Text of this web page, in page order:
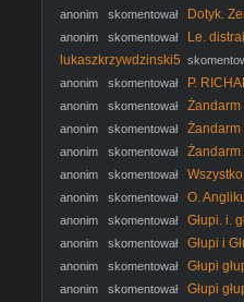
anonim skomentował Dotyk.
anonim skomentował
Le.
Lektor.pl
lukaszkrzywdzinski5
wiosno ! (2013)
anonim skomentował
P.
Roztargniony. (1970) lektor
anonim skomentował Żandarm
anonim skomentował Żandarm
anonim skomentował Żandarm
anonim skomentował
Lektor.pl
anonim skomentował
O.
zszedł. z. góry. 1995. Lektor.pl
anonim skomentował Głupi. i.
anonim skomentował Głupi i
anonim skomentował Głupi
anonim skomentował
Głupi